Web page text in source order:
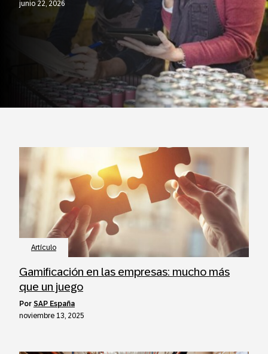
junio 22, 2026
Artículo
Gamificación en las empresas: mucho más
que un juego
por SAP España
noviembre 13, 2025